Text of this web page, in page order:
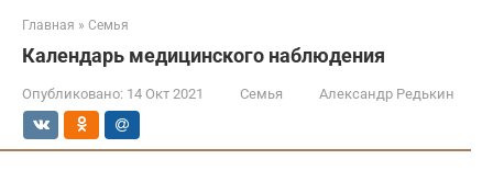
Главная » Семья
Календарь медицинского наблюдения
Опубликовано: 14 Окт 2021 Семья Александр Редькин